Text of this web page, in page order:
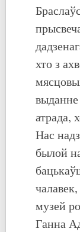
хто з
атрада,
Нас
былой
музей
Ганна